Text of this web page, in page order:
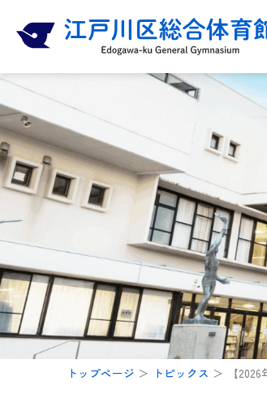
ス
キ
ッ
プ
トップページ ＞ トピックス ＞ 【